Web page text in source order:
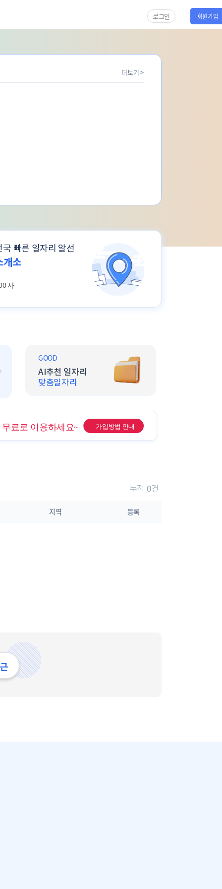
로그인 회원가입
더보기 >
국 빠른 일자리 알선
개소
사
GOOD
AI추천 일자리
맞춤일자리
누적 0건
지역 등록